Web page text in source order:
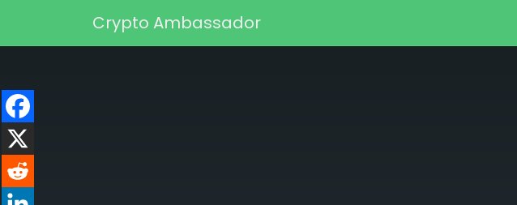
Main Navigation
Crypto Ambassador